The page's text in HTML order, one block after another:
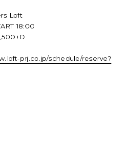
Loft
18:00
prj.co.jp/schedule/reserve?